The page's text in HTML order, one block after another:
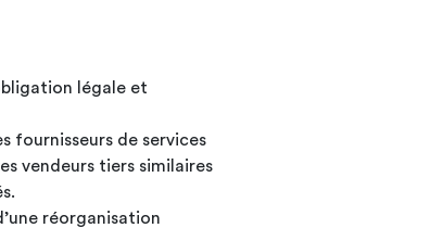
légale et
fournisseurs de services
vendeurs tiers similaires
réorganisation